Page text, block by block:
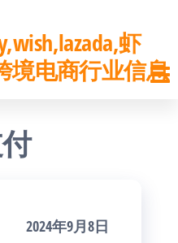
虾
境电商行业信息
2024年9月8日